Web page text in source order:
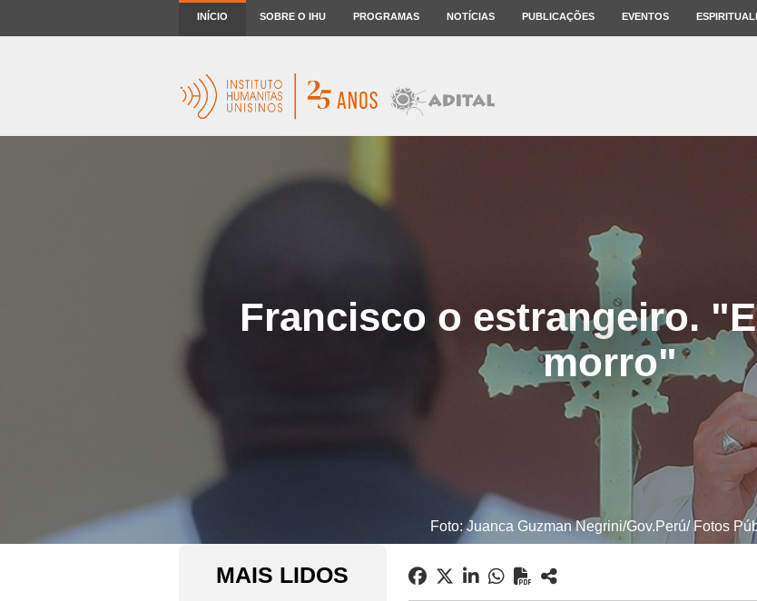
INÍCIO SOBRE O IHU PROGRAMAS NOTÍCIAS PUBLICAÇÕES EVENTOS
Francisco o estrangeiro.
morro"
Foto: Juanca Guzman Negrini/Gov.Perú/ Fotos
MAIS LIDOS